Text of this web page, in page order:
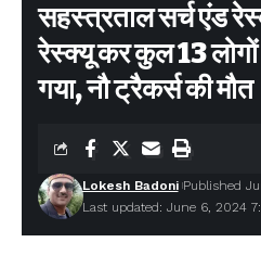
सहस्त्रताल सर्च एंड
रेस्क्यू कर कुल 13 लोगों
गया, नौ ट्रैकर्स की
Last updated: June 6, 2024
Lokesh Badoni Published